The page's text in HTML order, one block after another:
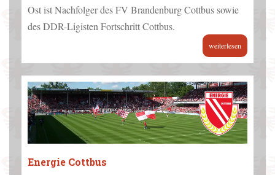
Ost ist Nachfolger des FV Brandenburg Cottbus sowie
des DDR-Ligisten Fortschritt Cottbus.
weiterlesen
Energie Cottbus